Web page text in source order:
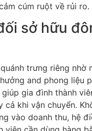
cúm ruột về rủi ro.
sở hữu
trưng riêng nhờ
and phong liệu
gia đình thành
khi vận chuyển.
vào doanh thu, hệ